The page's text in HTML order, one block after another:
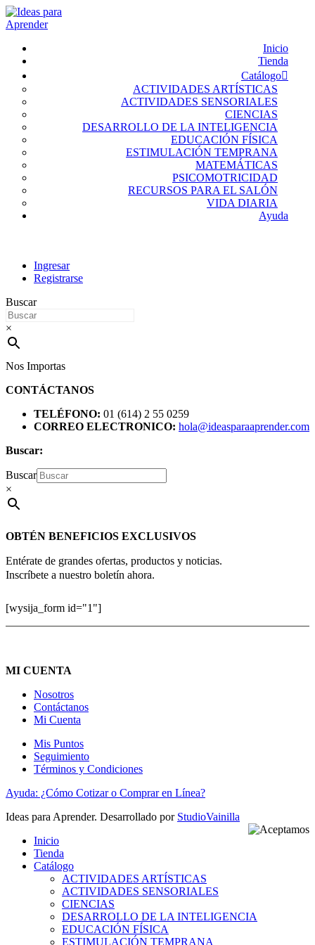
Inicio
Tienda
Catálogo
ACTIVIDADES ARTÍSTICAS
ACTIVIDADES SENSORIALES
CIENCIAS
DESARROLLO DE LA INTELIGENCIA
EDUCACIÓN FÍSICA
ESTIMULACIÓN TEMPRANA
MATEMÁTICAS
PSICOMOTRICIDAD
RECURSOS PARA EL SALÓN
VIDA DIARIA
Ayuda
Ingresar
Registrarse
Buscar
×
Nos Importas
CONTÁCTANOS
TELÉFONO: 01 (614) 2 55 0259
CORREO ELECTRONICO: hola@ideasparaaprender.com
Buscar:
Buscar
×
OBTÉN BENEFICIOS EXCLUSIVOS
Entérate de grandes ofertas, productos y noticias.
Inscríbete a nuestro boletín ahora.
[wysija_form id="1"]
MI CUENTA
Nosotros
Contáctanos
Mi Cuenta
Mis Puntos
Seguimiento
Términos y Condiciones
Ayuda: ¿Cómo Cotizar o Comprar en Línea?
Ideas para Aprender. Desarrollado por StudioVainilla
Inicio
Tienda
Catálogo
ACTIVIDADES ARTÍSTICAS
ACTIVIDADES SENSORIALES
CIENCIAS
DESARROLLO DE LA INTELIGENCIA
EDUCACIÓN FÍSICA
ESTIMULACIÓN TEMPRANA